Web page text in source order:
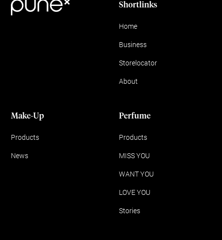
Shortlinks
Home
Business
Storelocator
About
Make-Up
Products
News
Perfume
Products
MISS YOU
WANT YOU
LOVE YOU
Stories